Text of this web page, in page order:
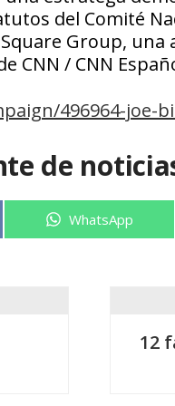
del Comité
Group,
CNN / CNN
496964-joe-
de
Compartir
WhatsApp
12